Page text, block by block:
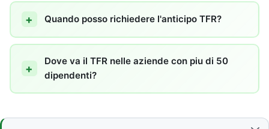
Quando posso richiedere l'anticipo TFR?
Dove va il TFR nelle aziende con piu di 50
dipendenti?